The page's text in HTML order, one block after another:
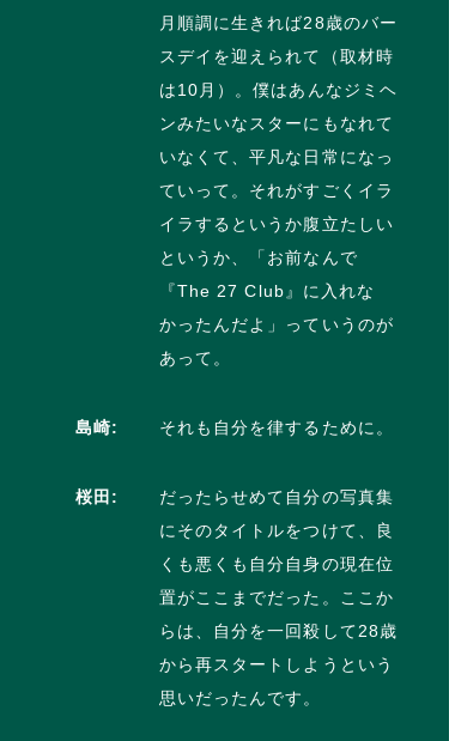
月順調に生きれば28歳のバー
スデイを迎えられて（取材時
は10月）。僕はあんなジミヘ
ンみたいなスターにもなれて
いなくて、平凡な日常になっ
ていって。それがすごくイラ
イラするというか腹立たしい
というか、「お前なんで
『The 27 Club』に入れな
かったんだよ」っていうのが
あって。
島崎: それも自分を律するために。
桜田:
だったらせめて自分の写真集
にそのタイトルをつけて、良
くも悪くも自分自身の現在位
置がここまでだった。ここか
らは、自分を一回殺して28歳
から再スタートしようという
思いだったんです。